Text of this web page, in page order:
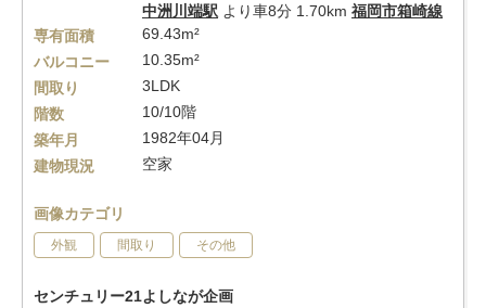
中洲川端駅 より車8分 1.70km 福岡市箱崎線
専有面積
69.43m²
バルコニー
10.35m²
間取り
3LDK
階数
10/10階
築年月
1982年04月
建物現況
空家
画像カテゴリ
外観 間取り その他
センチュリー21よしなが企画